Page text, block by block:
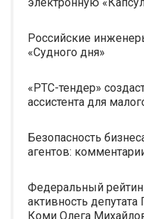
Российские
«Судного дня»
«РТС-тендер»
ассистента для
Безопасность
агентов:
Федеральный
активность
Коми Олега